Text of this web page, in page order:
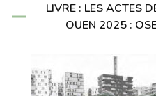
LIVRE : LES ACTES
OUEN 2025 :